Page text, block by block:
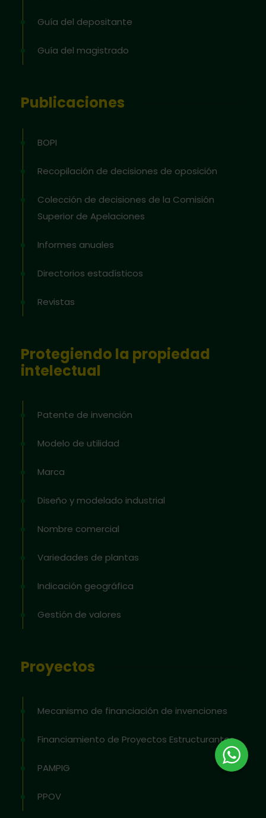
Guía del depositante
Guía del magistrado
Publicaciones
BOPI
Recopilación de decisiones de oposición
Colección de decisiones de la Comisión
Superior de Apelaciones
Informes anuales
Directorios estadísticos
Revistas
Protegiendo la propiedad
intelectual
Patente de invención
Modelo de utilidad
Marca
Diseño y modelado industrial
Nombre comercial
Variedades de plantas
Indicación geográfica
Gestión de valores
Proyectos
Mecanismo de financiación de invenciones
Financiamiento de Proyectos Estructurantes
PAMPIG
PPOV